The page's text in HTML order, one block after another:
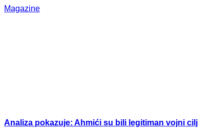
Magazine
Analiza pokazuje: Ahmići su bili legitiman vojni cilj